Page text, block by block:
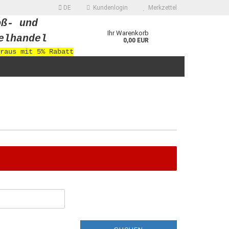
DE Kundenlogin
erstellen
Merkzettel
und
mit 5% Rabatt
Ihr Warenkorb
0,00 EUR